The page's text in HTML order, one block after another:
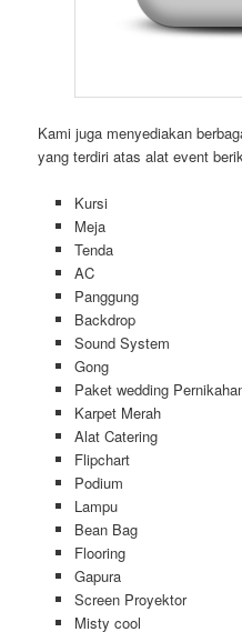
Kami juga menyediakan
yang terdiri atas alat event
Kursi
Meja
Tenda
AC
Panggung
Backdrop
Sound System
Gong
Paket wedding
Karpet Merah
Alat Catering
Flipchart
Podium
Lampu
Bean Bag
Flooring
Gapura
Screen Proyektor
Misty cool